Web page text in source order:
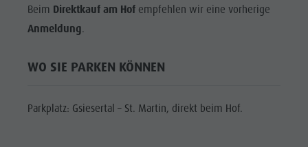
Pustertal
Events
Beim Direktkauf am Hof empfehlen wir eine vorherige
Anmeldung.
WO SIE PARKEN KÖNNEN
Parkplatz: Gsiesertal – St. Martin, direkt beim Hof.